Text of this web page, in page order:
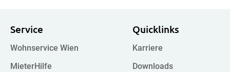
Service
Wohnservice Wien
MieterHilfe
Quicklinks
Karriere
Downloads